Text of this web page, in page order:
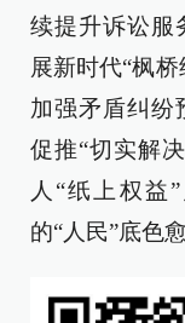
续提升诉讼服
展新时代“枫
加强矛盾纠纷
促推“切实解
人“纸上权益
的“人民”底色